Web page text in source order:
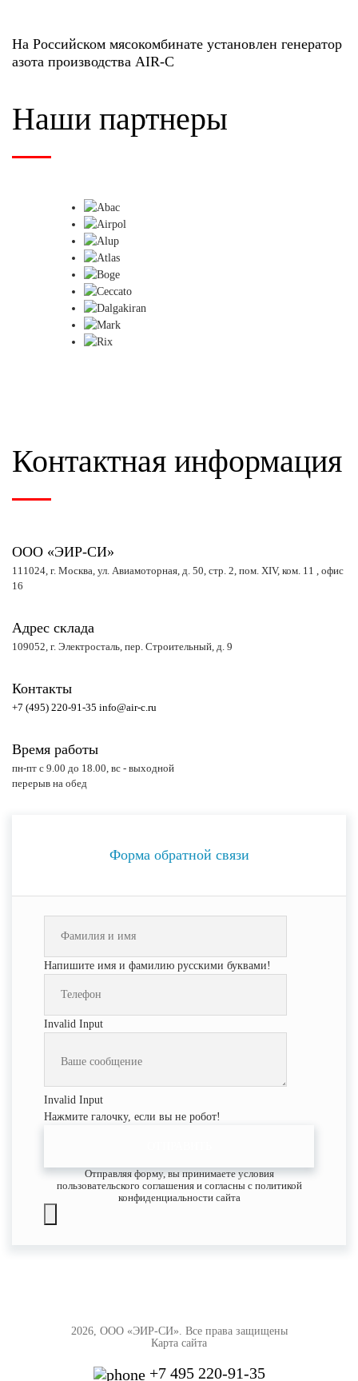
На Российском мясокомбинате установлен генератор
азота производства AIR-C
Наши партнеры
Контактная информация
ООО «ЭИР-СИ»
111024, г. Москва, ул. Авиамоторная, д. 50, стр. 2, пом. XIV, ком. 11 , офис
16
Адрес склада
109052, г. Электросталь, пер. Строительный, д. 9
Контакты
+7 (495) 220-91-35 info@air-c.ru
Время работы
пн-пт с 9.00 до 18.00, вс - выходной
перерыв на обед
Форма обратной связи
Напишите имя и фамилию русскими буквами!
Invalid Input
Invalid Input
Нажмите галочку, если вы не робот!
Отправляя форму, вы принимаете условия
пользовательского соглашения и согласны с политикой
конфиденциальности сайта
2026, ООО «ЭИР-СИ». Все права защищены
Карта сайта
+7 495 220-91-35